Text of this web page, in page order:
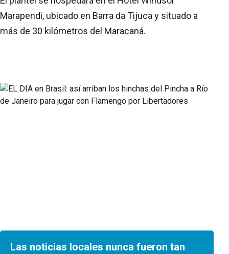
Marapendi, ubicado en Barra da Tijuca y situado a
más de 30 kilómetros del Maracaná.
Las noticias locales nunca fueron tan